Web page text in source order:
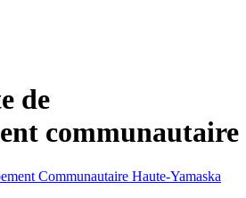
de
communautaire
Communautaire Haute-Yamaska